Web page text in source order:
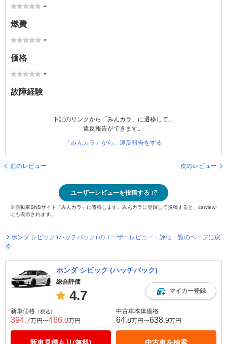
-
燃費
-
価格
-
故障経験
下記のリンクから「みんカラ」に遷移して、
違反報告ができます。
「みんカラ」から、違反報告をする
前のレビュー 次のレビュー
ユーザーレビューを投稿する
※自動車SNSサイト「みんカラ」に遷移します。みんカラに登録して投稿すると、carview!
にも表示されます。
ホンダ シビック (ハッチバック) のユーザーレビュー・評価一覧のページに戻
る
ホンダ シビック (ハッチバック)
総合評価
4.7 マイカー登録
新車価格 （税込）
394 .7万円〜466 .0万円
中古車本体価格
64 .8万円〜638 .9万円